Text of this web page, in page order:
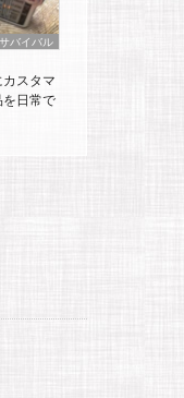
サバイバル
スタマ
日常で